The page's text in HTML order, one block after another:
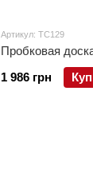
Артикул: TC129
Пробковая
1 986 грн